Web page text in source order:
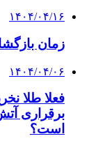
۱۴۰۴/۰۴/۱۶
زمان
۱۴۰۴/۰۴/۰۶
فعلا طلا
برقراری
است؟